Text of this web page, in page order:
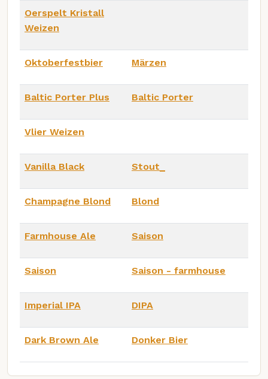
Oerspelt Kristall
Weizen
Oktoberfestbier Märzen
Baltic Porter Plus Baltic Porter
Vlier Weizen
Vanilla Black Stout_
Champagne Blond Blond
Farmhouse Ale Saison
Saison Saison - farmhouse
Imperial IPA DIPA
Dark Brown Ale Donker Bier